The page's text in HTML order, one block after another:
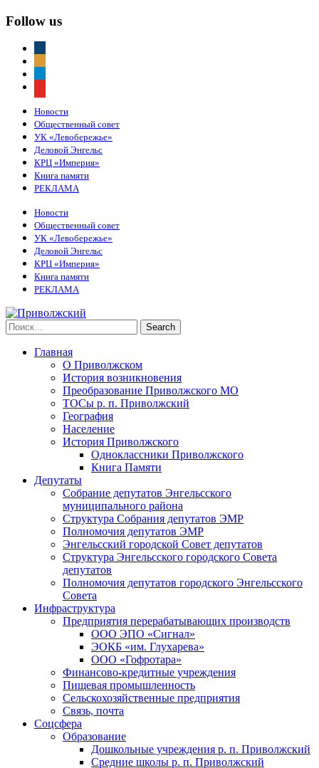
Follow us
Новости
Общественный совет
УК «Левобережье»
Деловой Энгельс
КРЦ «Империя»
Книга памяти
РЕКЛАМА
Новости
Общественный совет
УК «Левобережье»
Деловой Энгельс
КРЦ «Империя»
Книга памяти
РЕКЛАМА
Главная
О Приволжском
История возникновения
Преобразование Приволжского МО
ТОСы р. п. Приволжский
География
Население
История Приволжского
Одноклассники Приволжского
Книга Памяти
Депутаты
Собрание депутатов Энгельсского
муниципального района
Структура Собрания депутатов ЭМР
Полномочия депутатов ЭМР
Энгельсский городской Совет депутатов
Структура Энгельсского городского Совета
депутатов
Полномочия депутатов городского Энгельсского
Совета
Инфраструктура
Предприятия перерабатывающих производств
ООО ЭПО «Сигнал»
ЭОКБ «им. Глухарева»
ООО «Гофротара»
Финансово-кредитные учреждения
Пищевая промышленность
Сельскохозяйственные предприятия
Связь, почта
Соцсфера
Образование
Дошкольные учреждения р. п. Приволжский
Средние школы р. п. Приволжский